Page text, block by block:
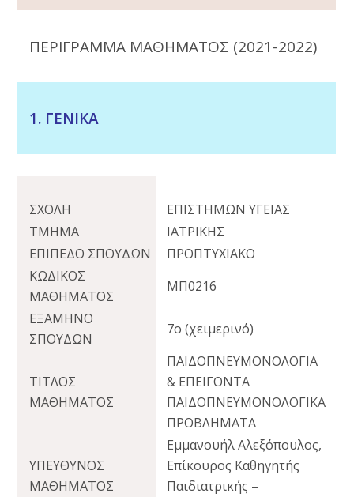
ΠΕΡΙΓΡΑΜΜΑ ΜΑΘΗΜΑΤΟΣ (2021-2022)
1. ΓΕΝΙΚΑ
ΣΧΟΛΗ
ΕΠΙΣΤΗΜΩΝ ΥΓΕΙΑΣ
ΤΜΗΜΑ
ΙΑΤΡΙΚΗΣ
ΕΠΙΠΕΔΟ ΣΠΟΥΔΩΝ
ΠΡΟΠΤΥΧΙΑΚΟ
ΚΩΔΙΚΟΣ
ΜΑΘΗΜΑΤΟΣ
ΜΠ0216
ΕΞΑΜΗΝΟ
ΣΠΟΥΔΩΝ
7ο (χειμερινό)
ΤΙΤΛΟΣ
ΜΑΘΗΜΑΤΟΣ
ΠΑΙΔΟΠΝΕΥΜΟΝΟΛΟΓΙΑ
& ΕΠΕΙΓΟΝΤΑ
ΠΑΙΔΟΠΝΕΥΜΟΝΟΛΟΓΙΚΑ
ΠΡΟΒΛΗΜΑΤΑ
ΥΠΕΥΘΥΝΟΣ
ΜΑΘΗΜΑΤΟΣ
Εμμανουήλ Αλεξόπουλος,
Επίκουρος Καθηγητής
Παιδιατρικής –